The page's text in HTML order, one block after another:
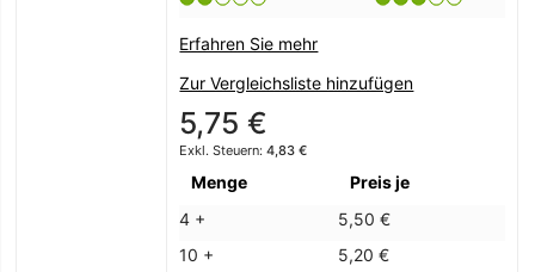
Erfahren Sie mehr
Zur Vergleichsliste hinzufügen
5,75 €
4,83 €
Menge
Preis je
4 +
5,50 €
10 +
5,20 €